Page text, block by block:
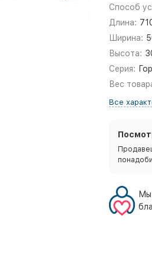
Способ
Длина:
Ширина:
Высота:
Серия:
Вес
Все
Мы